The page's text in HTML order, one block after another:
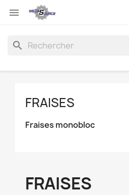

search
FRAISES
Fraises monobloc
FRAISES